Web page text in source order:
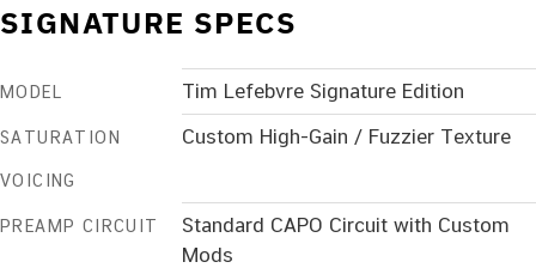
SIGNATURE SPECS
MODEL Tim Lefebvre Signature Edition
SATURATION
VOICING
Custom High-Gain / Fuzzier Texture
PREAMP CIRCUIT
Standard CAPO Circuit with Custom
Mods